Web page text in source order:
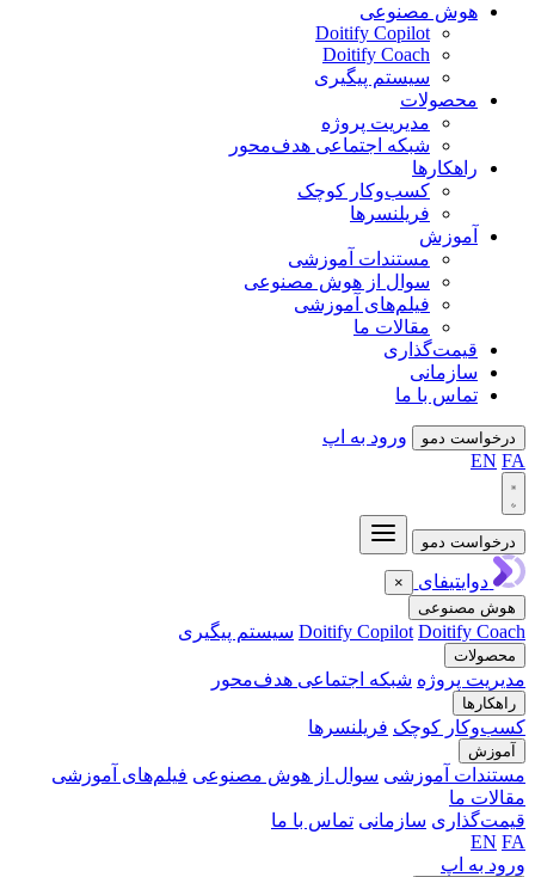
هوش مصنوعی
Doitify Copilot
Doitify Coach
سیستم پیگیری
محصولات
مدیریت پروژه
شبکه اجتماعی هدف‌محور
راهکارها
کسب‌وکار کوچک
فریلنسرها
آموزش
مستندات آموزشی
سوال از هوش مصنوعی
فیلم‌های آموزشی
مقالات ما
قیمت‌گذاری
سازمانی
تماس با ما
دمو
ورود به اپ
EN
دمو
دوایتیفای
×
مصنوعی
Doitify Copilot Doitify سیستم پیگیری
پروژه شبکه اجتماعی هدف‌محور
کوچک فریلنسرها
آموزشی سوال از هوش مصنوعی فیلم‌های آموزشی
ما
سازمانی تماس با ما
EN
به اپ